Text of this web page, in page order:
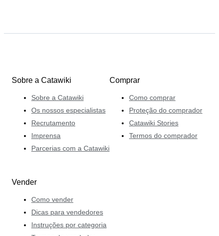
Sobre a Catawiki
Sobre a Catawiki
Os nossos especialistas
Recrutamento
Imprensa
Parcerias com a Catawiki
Comprar
Como comprar
Proteção do comprador
Catawiki Stories
Termos do comprador
Vender
Como vender
Dicas para vendedores
Instruções por categoria